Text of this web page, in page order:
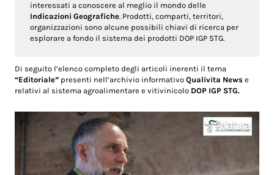
interessati a conoscere al meglio il mondo delle
Indicazioni Geografiche. Prodotti, comparti, territori,
organizzazioni sono alcune possibili chiavi di ricerca per
esplorare a fondo il sistema dei prodotti DOP IGP STG.
Di seguito l’elenco completo degli articoli inerenti il tema
“Editoriale” presenti nell’archivio informativoQualivita News e
relativi al sistema agroalimentare e vitivinicolo DOP IGP STG.